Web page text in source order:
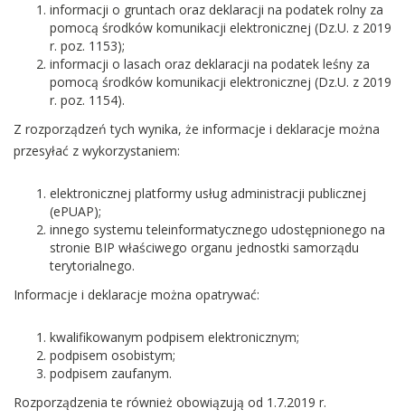
informacji o gruntach oraz deklaracji na podatek rolny za
pomocą środków komunikacji elektronicznej (Dz.U. z 2019
r. poz. 1153);
informacji o lasach oraz deklaracji na podatek leśny za
pomocą środków komunikacji elektronicznej (Dz.U. z 2019
r. poz. 1154).
Z rozporządzeń tych wynika, że informacje i deklaracje można
przesyłać z wykorzystaniem:
elektronicznej platformy usług administracji publicznej
(ePUAP);
innego systemu teleinformatycznego udostępnionego na
stronie BIP właściwego organu jednostki samorządu
terytorialnego.
Informacje i deklaracje można opatrywać:
kwalifikowanym podpisem elektronicznym;
podpisem osobistym;
podpisem zaufanym.
Rozporządzenia te również obowiązują od 1.7.2019 r.